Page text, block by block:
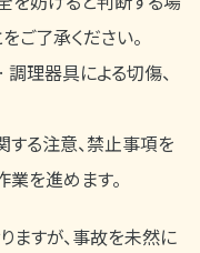
ご了承ください。
理器具による切傷、
する注意、禁止事項を
を進めます。
ますが、事故を未然に